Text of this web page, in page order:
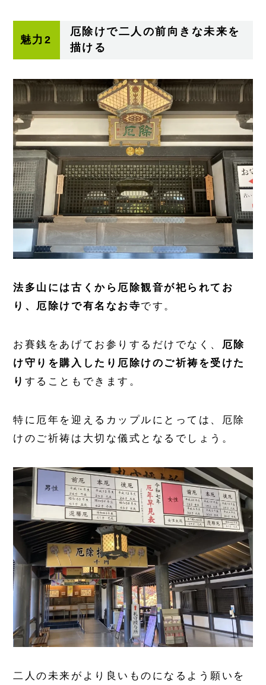
魅力2
厄除けで二人の前向きな未来を
描ける
法多山には古くから厄除観音が祀られてお
り、厄除けで有名なお寺です。
お賽銭をあげてお参りするだけでなく、 厄除
け守りを購入したり厄除けのご祈祷を受けた
り することもできます。
特に厄年を迎えるカップルにとっては、厄除
けのご祈祷は大切な儀式となるでしょう。
二人の未来がより良いものになるよう願いを